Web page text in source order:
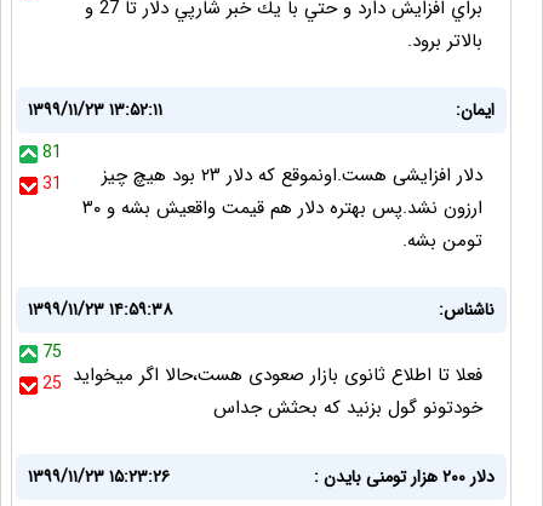
براي افزايش دارد و حتي با يك خبر شارپي دلار تا 27 و
بالاتر برود.
ایمان:
۱۳۹۹/۱۱/۲۳ ۱۳:۵۲:۱۱
81
31
دلار افزایشی هست.اونموقع که دلار ۲۳ بود هیچ چیز
ارزون نشد.پس بهتره دلار هم قیمت واقعیش بشه و ۳۰
تومن بشه.
ناشناس:
۱۳۹۹/۱۱/۲۳ ۱۴:۵۹:۳۸
75
25 فعلا تا اطلاع ثانوی بازار صعودی هست،حالا اگر میخواید
خودتونو گول بزنید که بحثش جداس
دلار ۲۰۰ هزار تومنی بایدن : ۱۳۹۹/۱۱/۲۳ ۱۵:۲۳:۲۶